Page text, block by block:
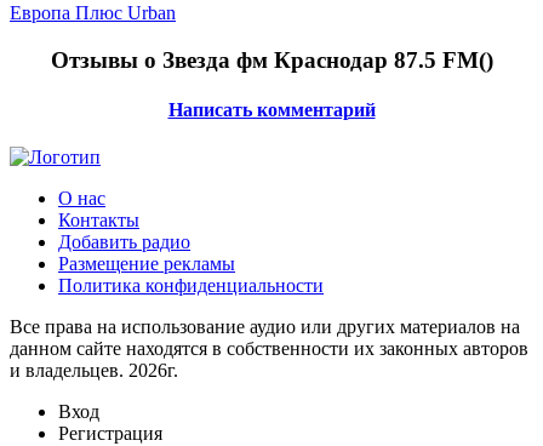
Европа Плюс Urban
Отзывы о Звезда фм Краснодар 87.5 FM()
Написать комментарий
О нас
Контакты
Добавить радио
Размещение рекламы
Политика конфиденциальности
Все права на использование аудио или других материалов на
данном сайте находятся в собственности их законных авторов
и владельцев. 2026г.
Вход
Регистрация